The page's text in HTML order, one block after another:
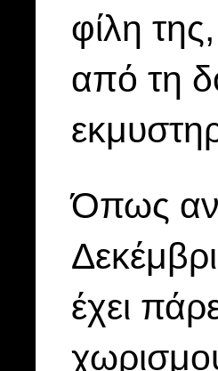
φίλη
από τη
Όπως
έχει